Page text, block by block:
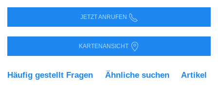
JETZT ANRUFEN
KARTENANSICHT
Häufig gestellt Fragen Ähnliche suchen Artikel